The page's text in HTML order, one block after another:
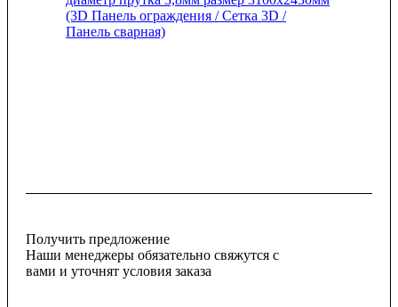
Получить предложение
Наши менеджеры обязательно свяжутся с
вами и уточнят условия заказа